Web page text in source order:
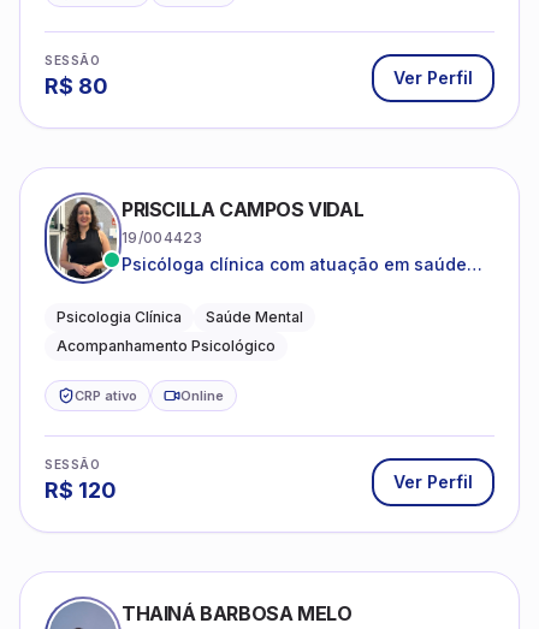
SESSÃO
R$ 80 Ver Perfil
PRISCILLA CAMPOS VIDAL
19/004423
Psicóloga clínica com atuação em saúde
Psicologia Clínica
Saúde Mental
Acompanhamento Psicológico
CRP ativo Online
SESSÃO
R$ 120 Ver Perfil
THAINÁ BARBOSA MELO